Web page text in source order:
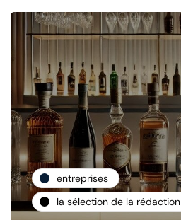
entreprises
la sélection de la rédaction